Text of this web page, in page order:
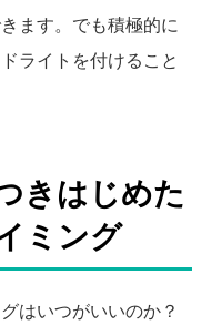
ます。でも積極的に
ライトを付けること
きはじめた
ミング
はいつがいいのか？